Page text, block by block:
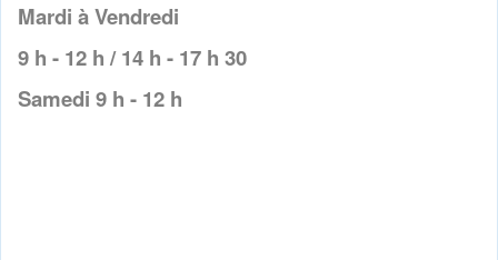
Mardi à Vendredi
9 h - 12 h / 14 h - 17 h 30
Samedi 9 h - 12 h